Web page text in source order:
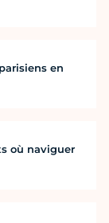
en
où naviguer